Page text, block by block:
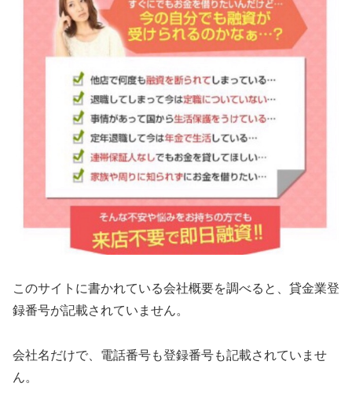
このサイトに書かれている会社概要を調べると、貸金業登
録番号が記載されていません。
会社名だけで、電話番号も登録番号も記載されていませ
ん。